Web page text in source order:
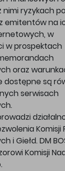
nimi ryzykach
emitentów na
w
w prospektach
oraz
dostępne są
serwisach
Komisji
i Giełd. DM
Komisji